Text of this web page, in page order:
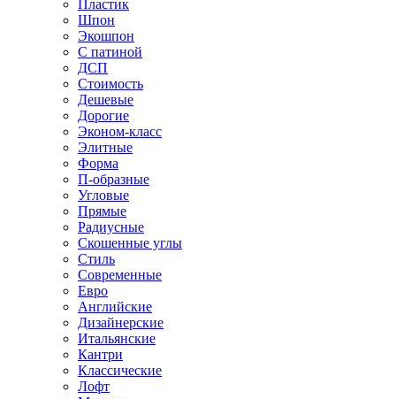
Пластик
Шпон
Экошпон
С патиной
ДСП
Стоимость
Дешевые
Дорогие
Эконом-класс
Элитные
Форма
П-образные
Угловые
Прямые
Радиусные
Скошенные углы
Стиль
Современные
Евро
Английские
Дизайнерские
Итальянские
Кантри
Классические
Лофт